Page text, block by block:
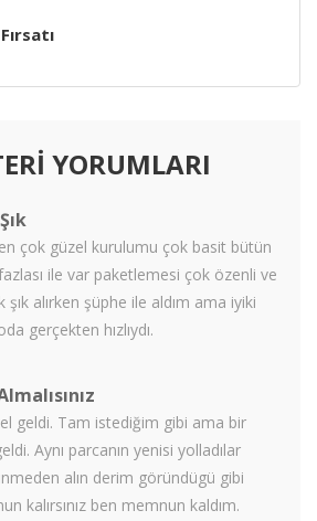
YORUMLARI
çok güzel kurulumu çok basit bütün
ile var paketlemesi çok özenli ve
alırken şüphe ile aldım ama iyiki
gerçekten hızlıydı.
geldi. Tam istediğim gibi ama bir
Aynı parcanın yenisi yolladılar
alın derim göründügü gibi
kalırsınız ben memnun kaldım.